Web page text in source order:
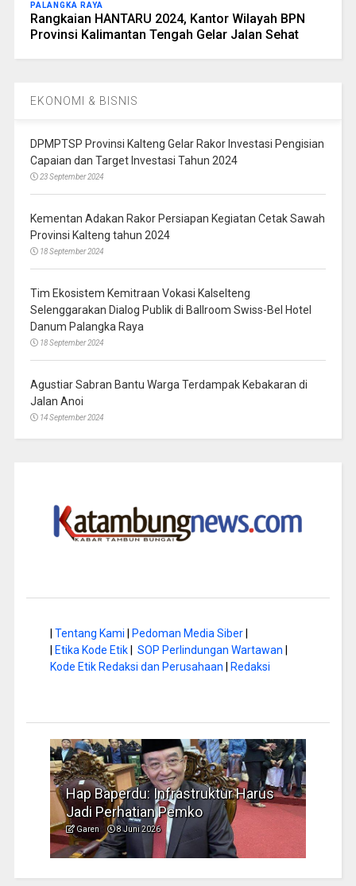
PALANGKA RAYA
Rangkaian HANTARU 2024, Kantor Wilayah BPN
Provinsi Kalimantan Tengah Gelar Jalan Sehat
EKONOMI & BISNIS
DPMPTSP Provinsi Kalteng Gelar Rakor Investasi Pengisian
Capaian dan Target Investasi Tahun 2024
23 September 2024
Kementan Adakan Rakor Persiapan Kegiatan Cetak Sawah
Provinsi Kalteng tahun 2024
18 September 2024
Tim Ekosistem Kemitraan Vokasi Kalselteng
Selenggarakan Dialog Publik di Ballroom Swiss-Bel Hotel
Danum Palangka Raya
18 September 2024
Agustiar Sabran Bantu Warga Terdampak Kebakaran di
Jalan Anoi
14 September 2024
Tentang Kami Pedoman Media Siber|
Etika Kode Etik| SOP Perlindungan Wartawan
Kode Etik Redaksi dan Perusahaan
Redaksi
Hap Baperdu: Infrastruktur Harus
Jadi Perhatian Pemko
Garen 8 Juni 2026